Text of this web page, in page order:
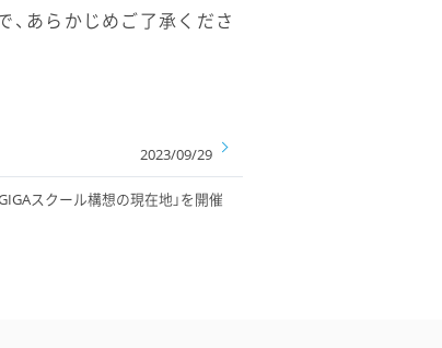
あらかじめご了承くださ
2023/09/29
スクール構想の現在地」を開催